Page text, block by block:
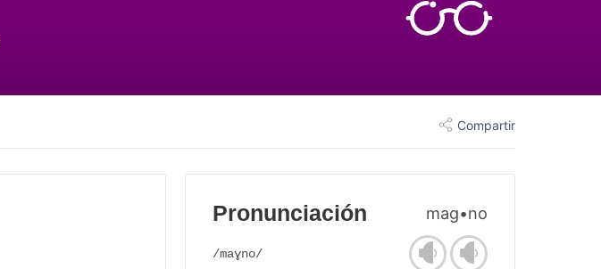
Compartir
Pronunciación mag•no
/maɣno/